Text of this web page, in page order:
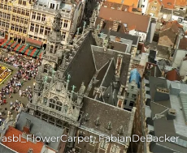
Frankreich
Abfahrtsstellen
Alles auf einen Blick
Ihr Weg zum
Flughafentransfer